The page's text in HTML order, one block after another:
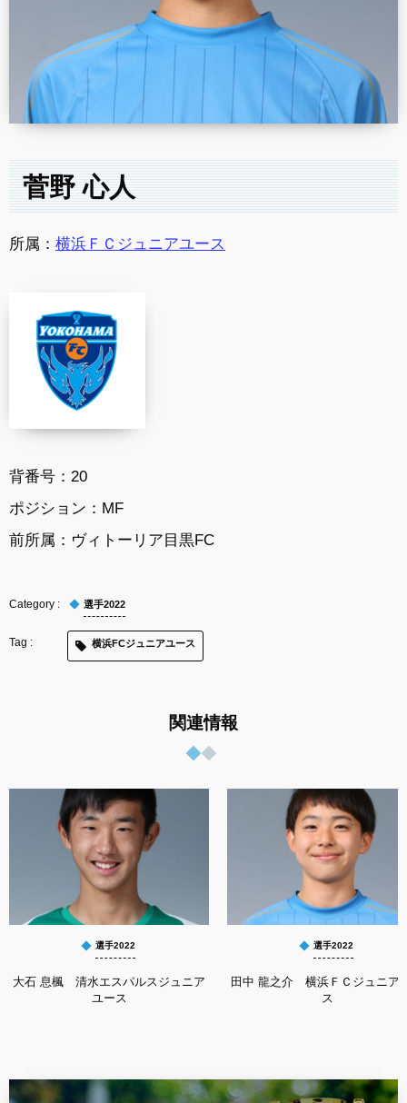
菅野 心人
所属： 横浜ＦＣジュニアユース
背番号： 20
ポジション： MF
前所属： ヴィトーリア目黒FC
選手2022
横浜FCジュニアユース
関連情報
選手2022
大石 息楓 清水エスパルスジュニア
ユース
選手2022
田中 龍之介 横浜ＦＣジュニア
ス